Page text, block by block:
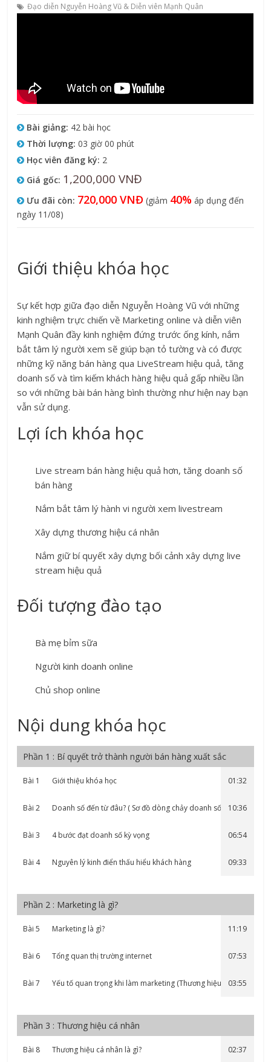
Đạo diễn Nguyễn Hoàng Vũ & Diễn viên Mạnh Quân
Bài giảng: 42 bài học
Thời lượng: 03 giờ 00 phút
Học viên đăng ký: 2
Giá gốc: 1,200,000 VNĐ
Ưu đãi còn: 720,000 VNĐ (giảm 40% áp dụng đến
ngày 11/08)
Giới thiệu khóa học
Sự kết hợp giữa đạo diễn Nguyễn Hoàng Vũ với những
kinh nghiệm trực chiến về Marketing online và diễn viên
Mạnh Quân đầy kinh nghiệm đứng trước ống kính, nắm
bắt tâm lý người xem sẽ giúp bạn tỏ tường và có được
những kỹ năng bán hàng qua LiveStream hiệu quả, tăng
doanh số và tìm kiếm khách hàng hiệu quả gấp nhiều lần
so với những bài bán hàng bình thường như hiện nay bạn
vẫn sử dụng.
Lợi ích khóa học
Live stream bán hàng hiệu quả hơn, tăng doanh số
bán hàng
Nắm bắt tâm lý hành vi người xem livestream
Xây dựng thương hiệu cá nhân
Nắm giữ bí quyết xây dựng bối cảnh xây dựng live
stream hiệu quả
Đối tượng đào tạo
Bà mẹ bỉm sữa
Người kinh doanh online
Chủ shop online
Nội dung khóa học
Phần 1 : Bí quyết trở thành người bán hàng xuất sắc
Bài 1 Giới thiệu khóa học 01:32
Bài 2 Doanh số đến từ đâu? ( Sơ đồ dòng chảy doanh số ) 10:36
Bài 3 4 bước đạt doanh số kỳ vọng 06:54
Bài 4 Nguyên lý kinh điển thấu hiểu khách hàng 09:33
Phần 2 : Marketing là gì?
Bài 5 Marketing là gì? 11:19
Bài 6 Tổng quan thị trường internet 07:53
Bài 7 Yếu tố quan trọng khi làm marketing (Thương hiệu cá nhân)
03:55
Phần 3 : Thương hiệu cá nhân
Bài 8 Thương hiệu cá nhân là gì? 02:37